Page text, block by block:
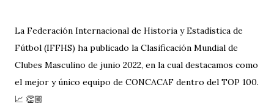
La Federación Internacional de Historia y Estadística de
Fútbol (IFFHS) ha publicado la Clasificación Mundial de
Clubes Masculino de junio 2022, en la cual destacamos como
el mejor y único equipo de CONCACAF dentro del TOP 100.
📈 👏🏼